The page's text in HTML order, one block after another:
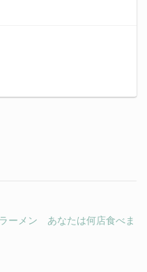
ーメン あなたは何店食べま